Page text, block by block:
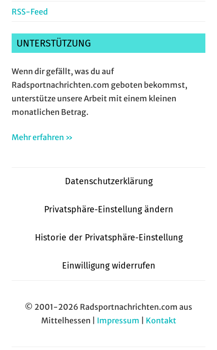
RSS-Feed
UNTERSTÜTZUNG
Wenn dir gefällt, was du auf
Radsportnachrichten.com geboten bekommst,
unterstütze unsere Arbeit mit einem kleinen
monatlichen Betrag.
Mehr erfahren »
Datenschutzerklärung
Privatsphäre-Einstellung ändern
Historie der Privatsphäre-Einstellung
Einwilligung widerrufen
© 2001-2026 Radsportnachrichten.com aus
Mittelhessen | Impressum Kontakt